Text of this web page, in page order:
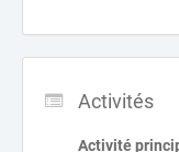
Activités
Activité